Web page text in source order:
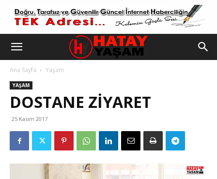
Ana Sayfa Yaşam
YAŞAM
DOSTANE ZIYARET
25 Kasım 2017